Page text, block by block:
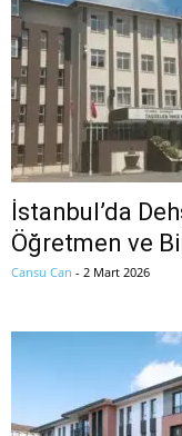
İstanbul’da
Öğretmen ve
Cansu Can - 2 Mart 2026